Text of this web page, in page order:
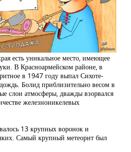
есть уникальное место, имеющее
В Красноармейском районе, в
в 1947 году выпал Сихоте-
Болид приблизительно весом в
слои атмосферы, дважды взорвался
железноникелевых
13 крупных воронок и
Самый крупный метеорит был